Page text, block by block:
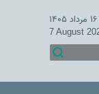
7 August